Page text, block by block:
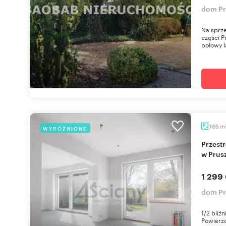
dom
Na
części
połowy
WYRÓŻNIONE 165 m
Przestronny bliźniak 184 m² z garażem i tarasem
w
1 299
dom
1/2